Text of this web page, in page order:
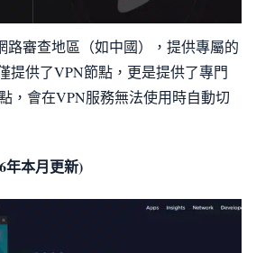
路審查地區（如中國），提供專屬的
提供了VPN節點，更是提供了專門
，會在VPN服務無法使用時自動切
年本月更新)